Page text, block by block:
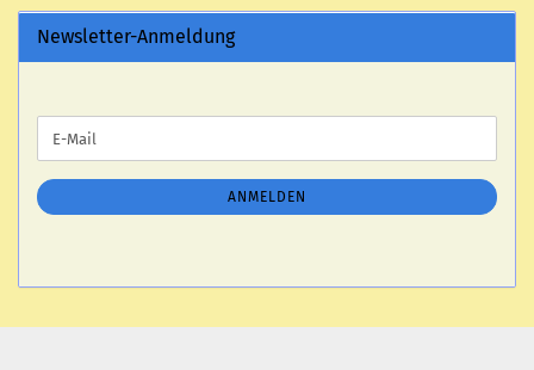
Newsletter-Anmeldung
ZUR
ANMELDUNG
E-
Mail
ANMELDEN